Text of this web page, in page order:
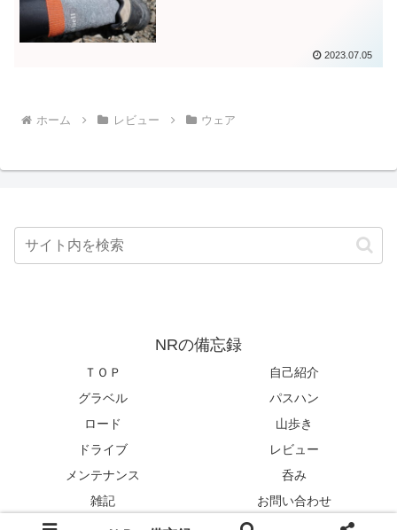
2023.07.05
ホーム レビュー ウェア
NRの備忘録
ＴＯＰ
自己紹介
グラベル
パスハン
ロード
山歩き
ドライブ
レビュー
メンテナンス
呑み
雑記
お問い合わせ